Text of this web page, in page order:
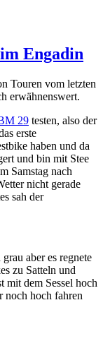
Engadin
Touren vom letzten
erwähnenswert.
29 testen, also der
erste
haben und da
und bin mit Stee
Samstag nach
nicht gerade
sah der
aber es regnete
zu Satteln und
mit dem Sessel hoch
noch hoch fahren